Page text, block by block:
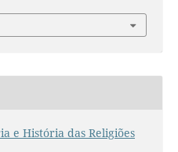
e História das Religiões